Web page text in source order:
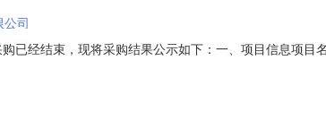
司
经结束，现将采购结果公示如下：一、项目信息项目
、采购单位信息采购单位名称:长兴县教育实践中心采购单